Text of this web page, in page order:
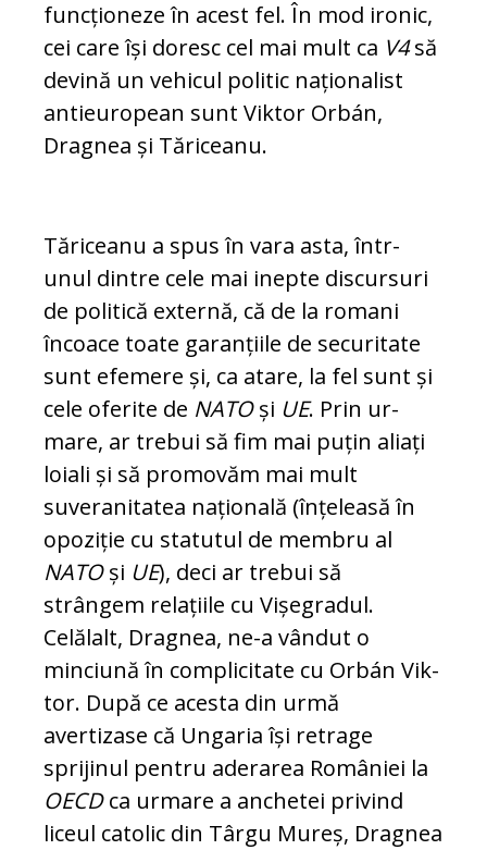
funcționeze în acest fel. În mod ironic,
cei care își doresc cel mai mult ca V4să
de­vină un vehicul politic naționalist
antie­u­ro­pean sunt Viktor Orbán,
Dragnea și Tă­riceanu.
Tăriceanu a spus în vara asta, într-
unul din­tre cele mai inepte discursuri
de politică ex­ternă, că de la romani
încoace toate ga­ran­ții­le de securitate
sunt efemere și, ca atare, la fel sunt și
cele oferite de NATOși UE. Prin ur­
mare, ar trebui să fim mai puțin aliați
loiali și să promovăm mai mult
suveranitatea na­țio­na­lă (înțeleasă în
opoziție cu statutul de mem­bru al
NATOși UE), deci ar trebui să
strângem relațiile cu Vișegradul.
Celălalt, Dragnea, ne-a vândut o
minciună în complicitate cu Orbán Vik­
tor. După ce acesta din urmă
avertizase că Ungaria își retrage
sprijinul pentru ad­er­a­rea României la
OECDca urmare a anchetei pri­vind
liceul catolic din Târgu Mureș, Drag­nea